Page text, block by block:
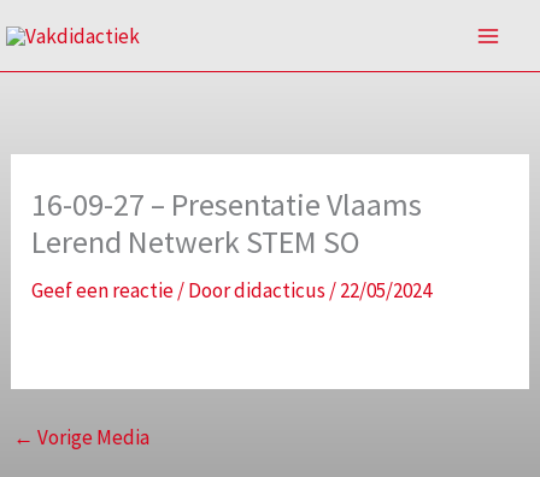
naar
16-09-27 – Presentatie Vlaams
Lerend Netwerk STEM SO
Geef een reactie/ Doordidacticus /22/05/2024
← Vorige Media